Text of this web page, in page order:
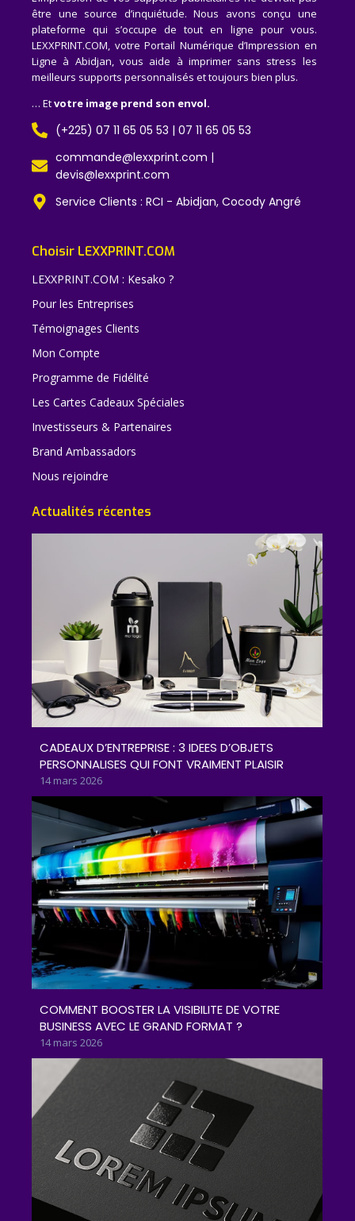
être une source d’inquiétude. Nous avons conçu une
plateforme qui s’occupe de tout en ligne pour vous.
LEXXPRINT.COM, votre Portail Numérique d’Impression en
Ligne à Abidjan, vous aide à imprimer sans stress les
meilleurs supports personnalisés et toujours bien plus.
… Etvotre image prend son envol.
(+225) 07 11 65 05 53 | 07 11 65 05 53
commande@lexxprint.com |
devis@lexxprint.com
Service Clients : RCI - Abidjan, Cocody Angré
Choisir LEXXPRINT.COM
LEXXPRINT.COM : Kesako ?
Pour les Entreprises
Témoignages Clients
Mon Compte
Programme de Fidélité
Les Cartes Cadeaux Spéciales
Investisseurs & Partenaires
Brand Ambassadors
Nous rejoindre
Actualités récentes
CADEAUX D’ENTREPRISE : 3 IDEES D’OBJETS
PERSONNALISES QUI FONT VRAIMENT PLAISIR
14 mars 2026
COMMENT BOOSTER LA VISIBILITE DE VOTRE
BUSINESS AVEC LE GRAND FORMAT ?
14 mars 2026